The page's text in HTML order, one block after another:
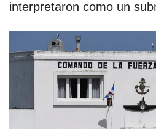
interpretaron como un